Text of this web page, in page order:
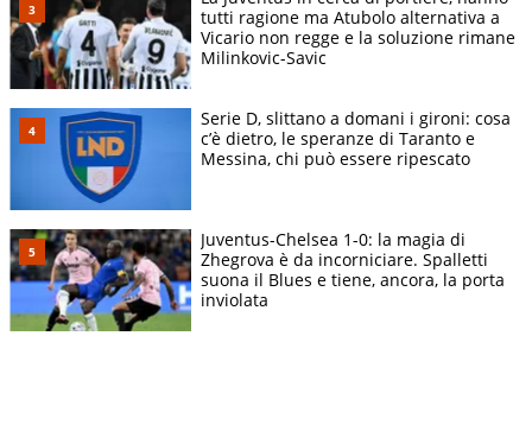
tutti ragione ma Atubolo alternativa a
Vicario non regge e la soluzione rimane
Milinkovic-Savic
Serie D, slittano a domani i gironi: cosa
c’è dietro, le speranze di Taranto e
Messina, chi può essere ripescato
Juventus-Chelsea 1-0: la magia di
Zhegrova è da incorniciare. Spalletti
suona il Blues e tiene, ancora, la porta
inviolata